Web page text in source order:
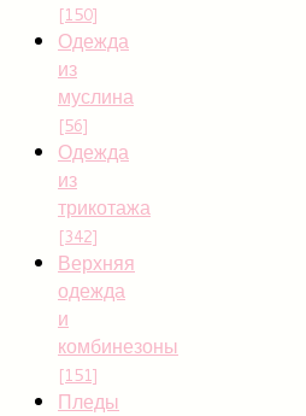
[150]
Одежда
из
муслина
[56]
Одежда
из
трикотажа
[342]
Верхняя
одежда
и
комбинезоны
[151]
Пледы